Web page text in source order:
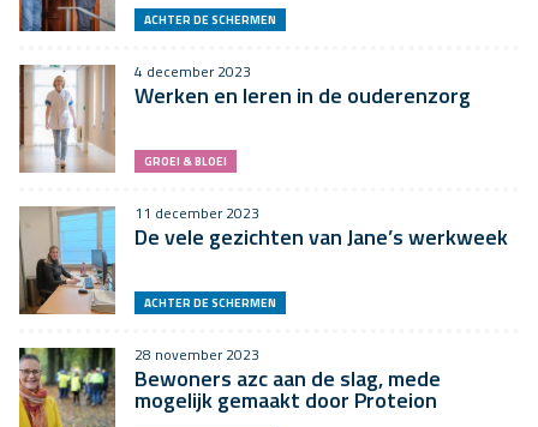
ACHTER DE SCHERMEN
4 december 2023
Werken en leren in de ouderenzorg
GROEI & BLOEI
11 december 2023
De vele gezichten van Jane’s werkweek
ACHTER DE SCHERMEN
28 november 2023
Bewoners azc aan de slag, mede
mogelijk gemaakt door Proteion